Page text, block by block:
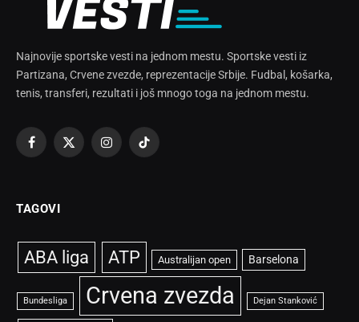
Najnovije sportske vesti na jednom mestu. Sportske vesti iz
Partizana, Crvene zvezde, reprezentacije Srbije. Fudbal, košarka,
tenis, transferi, rezultati i još mnogo toga na jednom mestu.
Facebook
X
InstagramTikTok
TAGOVI
ABA liga ATP Australijan open Barselona
Bundesliga Crvena zvezda Dejan Stanković